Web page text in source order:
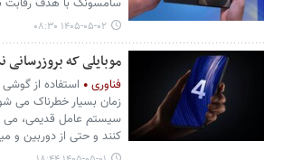
سامسونگ با هدف رقابت با
۱۴۰۵-۰۵-۰۲ ۰۸:۳۰
موبایلی که
فناوری
استفاده از
زمان بسیار خطرناک می
سیستم عامل قدیمی، می
کنند و حتی از دوربین و